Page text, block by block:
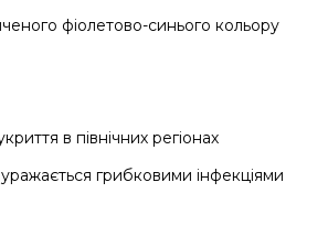
фіолетово-синього кольору
в північних регіонах
грибковими інфекціями